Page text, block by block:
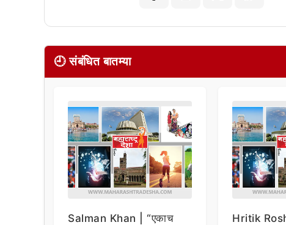
🕘 संबंधित बातम्या
Salman Khan | “एकाच
Hritik